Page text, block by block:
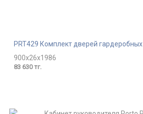
PRT429 Комплект дверей гардеробных
900x26x1986
83 630 тг.